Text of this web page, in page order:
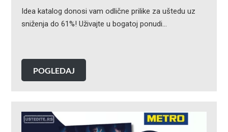
Idea katalog donosi vam odlične prilike za uštedu uz
sniženja do 61%! Uživajte u bogatoj ponudi…
POGLEDAJ